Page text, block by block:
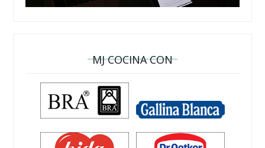
MJ COCINA CON